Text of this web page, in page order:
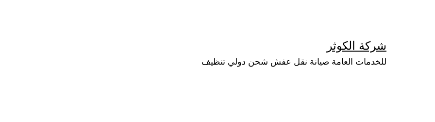
شركة الكوثر
للخدمات العامة صيانة نقل عفش شحن دولي تنظيف